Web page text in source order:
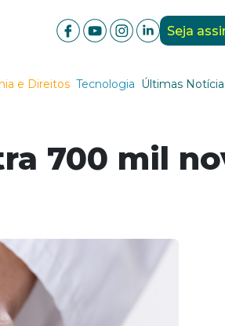
Seja
e Direitos Tecnologia Últimas
700 mil